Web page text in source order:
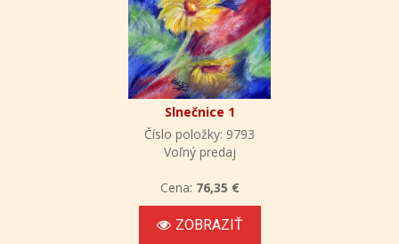
Slnečnice 1
Číslo položky: 9793
Voľný predaj
Cena: 76,35 €
ZOBRAZIŤ